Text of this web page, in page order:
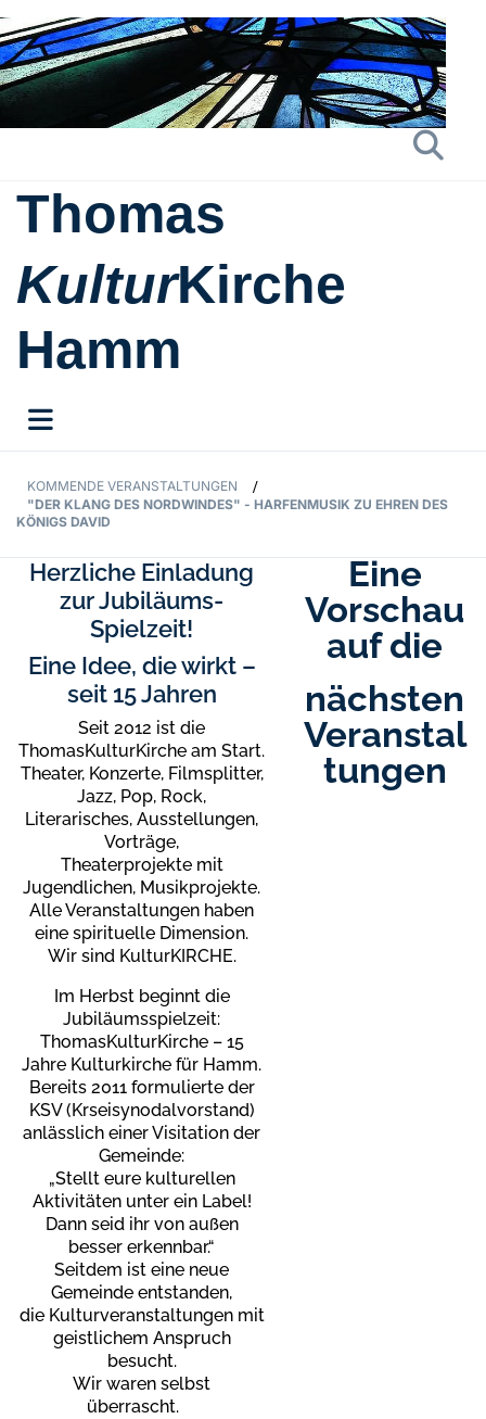
Thomas
KulturKirche
Hamm
KOMMENDE VERANSTALTUNGEN /
"DER KLANG DES NORDWINDES" - HARFENMUSIK ZU EHREN DES
KÖNIGS DAVID
Herzliche Einladung
zur Jubiläums-
Spielzeit!
Eine Idee, die wirkt –
seit 15 Jahren
Seit 2012 ist die
ThomasKulturKirche am Start.
Theater, Konzerte, Filmsplitter,
Jazz, Pop, Rock,
Literarisches, Ausstellungen,
Vorträge,
Theaterprojekte mit
Jugendlichen, Musikprojekte.
Alle Veranstaltungen haben
eine spirituelle Dimension.
Wir sind KulturKIRCHE.
Im Herbst beginnt die
Jubiläumsspielzeit:
ThomasKulturKirche – 15
Jahre Kulturkirche für Hamm.
Bereits 2011 formulierte der
KSV (Krseisynodalvorstand)
anlässlich einer Visitation der
Gemeinde:
„Stellt eure kulturellen
Aktivitäten unter ein Label!
Dann seid ihr von außen
besser erkennbar.“
Seitdem ist eine neue
Gemeinde entstanden,
die Kulturveranstaltungen mit
geistlichem Anspruch
besucht.
Wir waren selbst
überrascht.
Eine
Vorschau
auf die
nächsten
Veranstal
tungen